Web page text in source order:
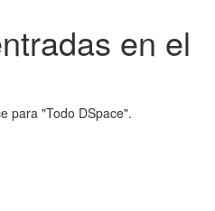
en el
para "Todo DSpace".